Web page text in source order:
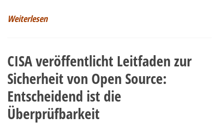
Weiterlesen
CISA veröffentlicht Leitfaden zur
Sicherheit von Open Source:
Entscheidend ist die
Überprüfbarkeit